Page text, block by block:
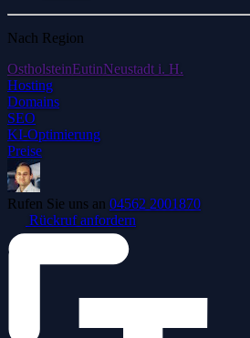
Nach Region
OstholsteinEutinNeustadt i. H.
Hosting
Domains
SEO
KI-Optimierung
Preise
Rufen Sie uns an 04562 2001870
Rückruf anfordern